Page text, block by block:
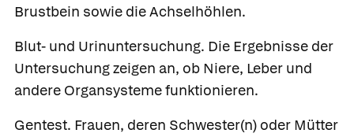
Brustbein sowie die Achselhöhlen.
Blut- und Urinuntersuchung. Die Ergebnisse der
Untersuchung zeigen an, ob Niere, Leber und
andere Organsysteme funktionieren.
Gentest. Frauen, deren Schwester(n) oder Mütter